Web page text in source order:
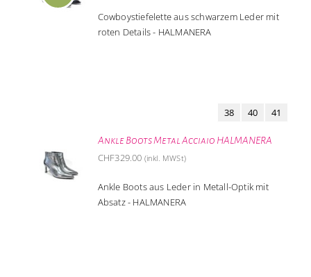
war:
CHF398.00
ist:
CHF289.00.
Cowboystiefelette aus schwarzem Leder mit
roten Details - HALMANERA
Ankle Boots Metal Acciaio HALMANERA
38 40 41
CHF329.00 (inkl. MWSt)
Ankle Boots aus Leder in Metall-Optik mit
Absatz - HALMANERA